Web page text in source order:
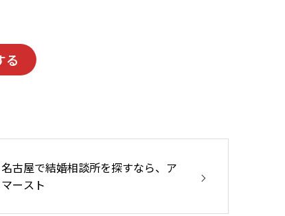
る
古屋で結婚相談所を探すなら、ア
ースト